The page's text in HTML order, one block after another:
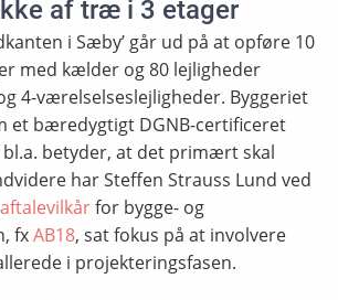
af træ i 3 etager
i Sæby’ går ud på at opføre 10
med kælder og 80 lejligheder
4-værelselseslejligheder. Byggeriet
et bæredygtigt DGNB-certificeret
bl.a. betyder, at det primært skal
har Steffen Strauss Lund ved
aftalevilkårfor bygge- og
fxAB18, sat fokus på at involvere
i projekteringsfasen.